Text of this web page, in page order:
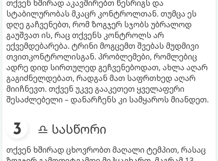
თქვენ ხშირად აკავშირებთ წესრიგს და
სტაბილურობას მკაცრ კონტროლთან. თუმცა ეს
დღე გაჩვენებთ, რომ ზოგჯერ სჯობს უბრალოდ
გაუშვათ ის, რაც თქვენს კონტროლს არ
ექვემდებარება. ტრინი მოგცემთ შვებას მუდმივი
თვითკონტროლისგან. პრობლემები, რომლებიც
ადრე დიდ სირთულედ გეჩვენებოდათ, ახლა აღარ
გაგიძნელდებათ, რადგან მათ საფრთხედ აღარ
მიიჩნევთ. თქვენ უკვე გააკეთეთ ყველაფერი
შესაძლებელი – დანარჩენს კი სამყაროს მიანდეთ.
♎ სასწორი
თქვენ ხშირად ცხოვრობთ მაღალი ტემპით, რასაც